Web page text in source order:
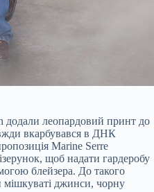
додали леопардовий принт до
вкарбувався в ДНК
Marine Serre
щоб надати гардеробу
блейзера. До такого
мішкуваті джинси, чорну